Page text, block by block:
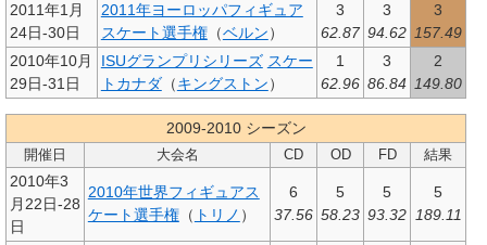
2011年1月
24日-30日
2011年ヨーロッパフィギュア
スケート選手権（ベルン）
3
62.87
3
94.62
3
157.49
2010年10月
29日-31日
ISUグランプリシリーズ スケー
トカナダ（キングストン）
1
62.96
3
86.84
2
149.80
2009-2010 シーズン
開催日 大会名 CD OD FD 結果
2010年3
月22日-28
日
2010年世界フィギュアス
ケート選手権（ トリノ ）
6
37.56
5
58.23
5
93.32
5
189.11